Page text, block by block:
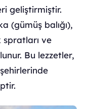
geliştirmiştir.
(gümüş balığı),
spratları ve
Bu lezzetler,